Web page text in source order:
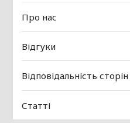
Про нас
Відгуки
Відповідальність сторін
Статті